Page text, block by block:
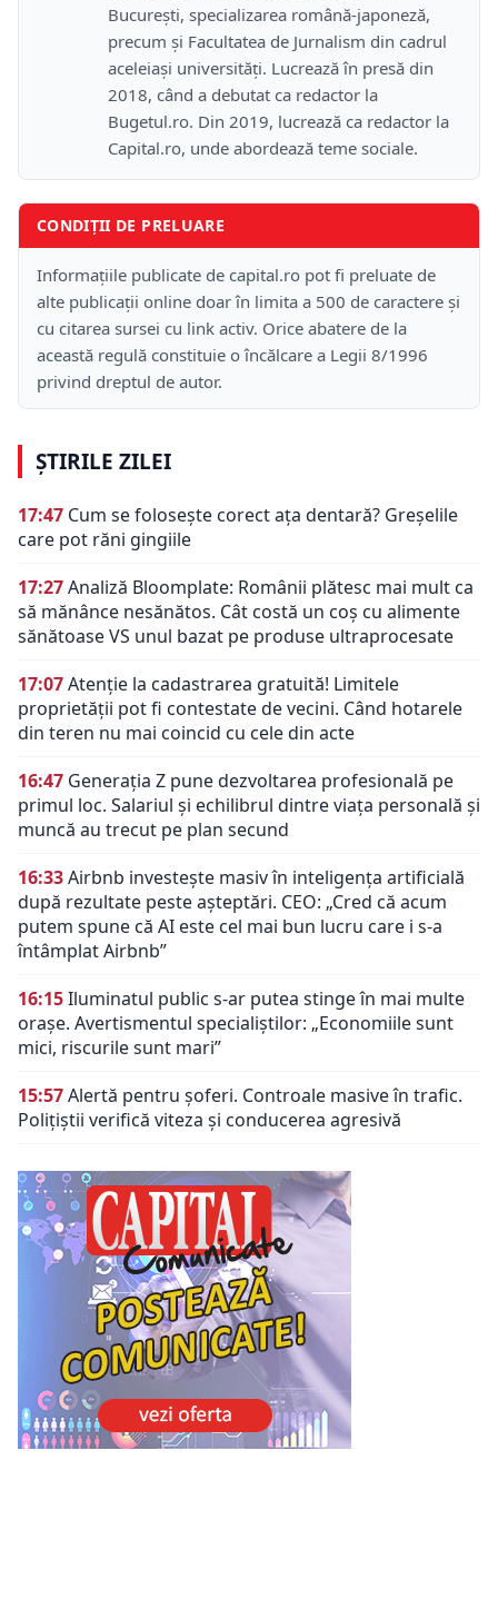
București, specializarea română-japoneză,
precum și Facultatea de Jurnalism din cadrul
aceleiași universități. Lucrează în presă din
2018, când a debutat ca redactor la
Bugetul.ro. Din 2019, lucrează ca redactor la
Capital.ro, unde abordează teme sociale.
CONDIȚII DE PRELUARE
Informațiile publicate de capital.ro pot fi preluate de
alte publicații online doar în limita a 500 de caractere și
cu citarea sursei cu link activ. Orice abatere de la
această regulă constituie o încălcare a Legii 8/1996
privind dreptul de autor.
ȘTIRILE ZILEI
17:47 Cum se folosește corect ața dentară? Greșelile
care pot răni gingiile
17:27Analiză Bloomplate: Românii plătesc mai mult ca
să mănânce nesănătos. Cât costă un coș cu alimente
sănătoase VS unul bazat pe produse ultraprocesate
17:07Atenție la cadastrarea gratuită! Limitele
proprietății pot fi contestate de vecini. Când hotarele
din teren nu mai coincid cu cele din acte
16:47 Generația Z pune dezvoltarea profesională pe
primul loc. Salariul și echilibrul dintre viața personală și
muncă au trecut pe plan secund
16:33Airbnb investește masiv în inteligența artificială
după rezultate peste așteptări. CEO: „Cred că acum
putem spune că AI este cel mai bun lucru care i s-a
întâmplat Airbnb”
16:15Iluminatul public s-ar putea stinge în mai multe
orașe. Avertismentul specialiștilor: „Economiile sunt
mici, riscurile sunt mari”
15:57Alertă pentru șoferi. Controale masive în trafic.
Polițiștii verifică viteza și conducerea agresivă